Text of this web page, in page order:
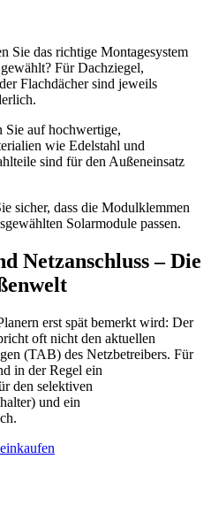
Sie das richtige Montagesystem
Für Dachziegel,
Flachdächer sind jeweils
Sie auf hochwertige,
wie Edelstahl und
sind für den Außeneinsatz
sicher, dass die Modulklemmen
Solarmodule passen.
Netzanschluss – Die
erst spät bemerkt wird: Der
oft nicht den aktuellen
(TAB) des Netzbetreibers. Für
in der Regel ein
den selektiven
und ein